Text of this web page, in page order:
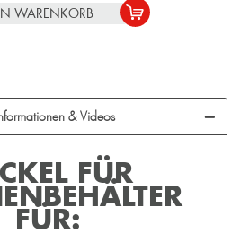
WARENKORB
& Videos
FÜR
FÜR: